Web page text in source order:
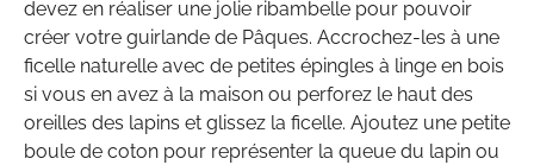
devez en réaliser une jolie ribambelle pour pouvoir
créer votre guirlande de Pâques. Accrochez-les à une
ficelle naturelle avec de petites épingles à linge en bois
si vous en avez à la maison ou perforez le haut des
oreilles des lapins et glissez la ficelle. Ajoutez une petite
boule de coton pour représenter la queue du lapin ou